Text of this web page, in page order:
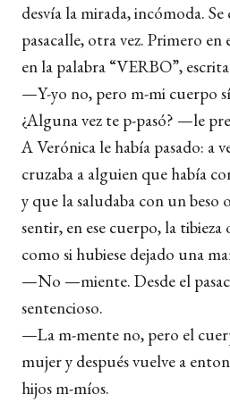
desvía la mirada, incómoda.
pasacalle, otra vez. Primero
en la palabra “VERBO”,
—Y-yo no, pero m-mi cuerpo
¿Alguna vez te p-pasó? —le
A Verónica le había pasado: a
cruzaba a alguien que había
y que la saludaba con un beso
sentir, en ese cuerpo, la
como si hubiese dejado una
—No —miente. Desde el
sentencioso.
—La m-mente no, pero el
mujer y después vuelve a
hijos m-míos.